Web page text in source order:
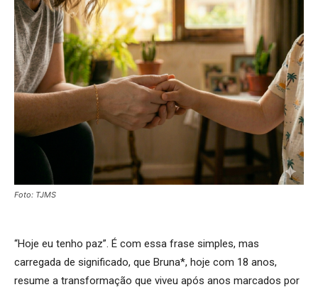
Foto: TJMS
“Hoje eu tenho paz”. É com essa frase simples, mas
carregada de significado, que Bruna*, hoje com 18 anos,
resume a transformação que viveu após anos marcados por